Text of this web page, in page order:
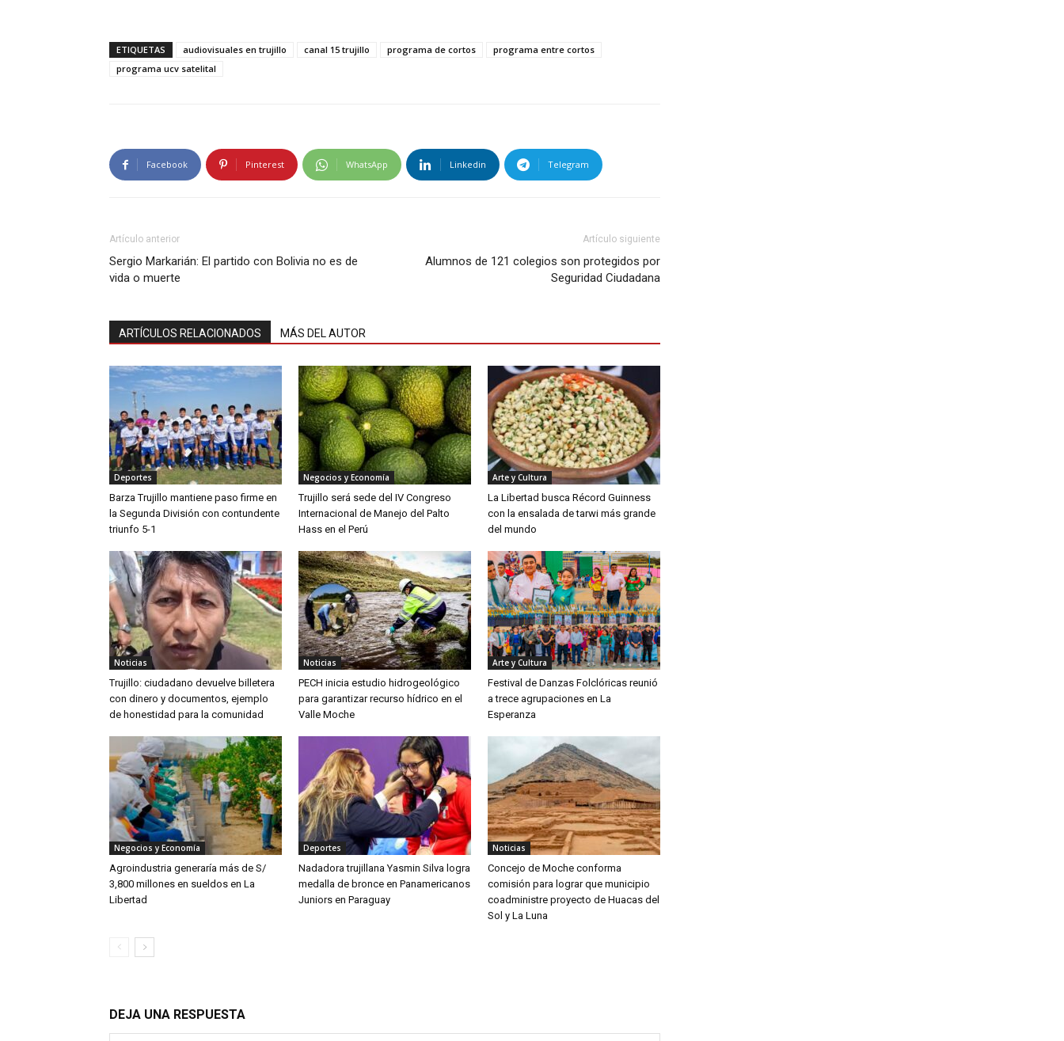
ETIQUETAS audiovisuales en trujillo canal 15 trujillo programa de cortos
programa entre cortos
programa ucv satelital
Facebook Pinterest WhatsApp Linkedin Telegram
Artículo anterior
Sergio Markarián: El partido con Bolivia no es de
vida o muerte
Artículo siguiente
Alumnos de 121 colegios son protegidos por
Seguridad Ciudadana
ARTÍCULOS RELACIONADOS MÁS DEL AUTOR
Deportes
Barza Trujillo mantiene paso firme en
la Segunda División con contundente
triunfo 5-1
Negocios y Economía
Trujillo será sede del IV Congreso
Internacional de Manejo del Palto
Hass en el Perú
Arte y Cultura
La Libertad busca Récord Guinness
con la ensalada de tarwi más grande
del mundo
Noticias
Trujillo: ciudadano devuelve billetera
con dinero y documentos, ejemplo
de honestidad para la comunidad
Noticias
PECH inicia estudio hidrogeológico
para garantizar recurso hídrico en el
Valle Moche
Arte y Cultura
Festival de Danzas Folclóricas reunió
a trece agrupaciones en La
Esperanza
Negocios y Economía
Agroindustria generaría más de S/
3,800 millones en sueldos en La
Libertad
Deportes
Nadadora trujillana Yasmin Silva logra
medalla de bronce en Panamericanos
Juniors en Paraguay
Noticias
Concejo de Moche conforma
comisión para lograr que municipio
coadministre proyecto de Huacas del
Sol y La Luna
DEJA UNA RESPUESTA